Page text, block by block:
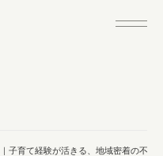
子育て経験が活きる、地域密着の不動